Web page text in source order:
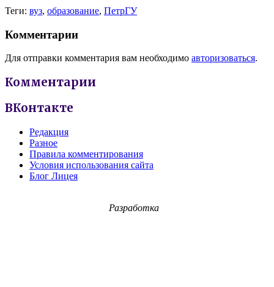
Теги: вуз, образование, ПетрГУ
Комментарии
Для отправки комментария вам необходимо авторизоваться.
Комментарии
ВКонтакте
Редакция
Разное
Правила комментирования
Условия использования сайта
Блог Лицея
Разработка